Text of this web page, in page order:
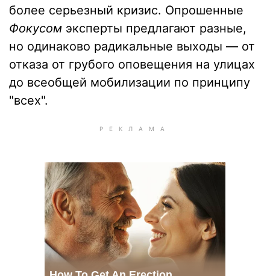
более серьезный кризис. Опрошенные
Фокусом эксперты предлагают разные,
но одинаково радикальные выходы — от
отказа от грубого оповещения на улицах
до всеобщей мобилизации по принципу
"всех".